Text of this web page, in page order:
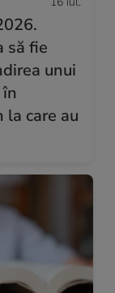
să fie
unui
la care au